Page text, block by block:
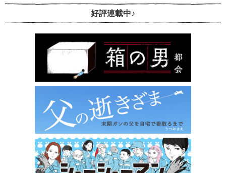
好評連載中♪